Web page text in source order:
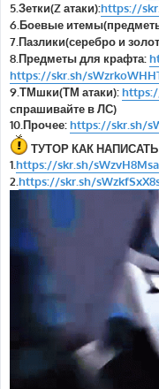
5.Зетки(Z атаки):https://
6.Боевые
7.Пазлики(серебро и
8.Предметы для крафта:
https://skr.sh/
9.ТМшки(ТМ атаки):
спрашивайте в ЛС)
10.Прочее:https://skr.sh/
ТУТОР КАК НАПИСАТЬ
1.https://skr.sh/
2.https://skr.sh/